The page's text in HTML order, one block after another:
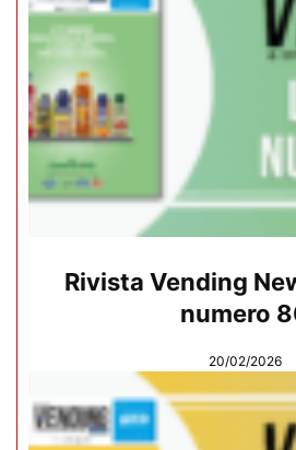
Rivista Vending
numero
20/02/2026